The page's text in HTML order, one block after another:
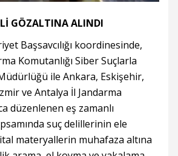
GÖZALTINA ALINDI
Başsavcılığı koordinesinde,
Komutanlığı Siber Suçlarla
ile Ankara, Eskişehir,
ve Antalya İl Jandarma
düzenlenen eş zamanlı
suç delillerinin ele
materyallerin muhafaza altına